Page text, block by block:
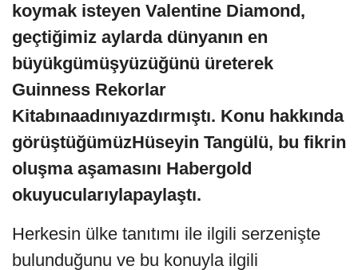
koymak isteyen Valentine Diamond,
geçtiğimiz aylarda dünyanın en
büyükgümüşyüzüğünü üreterek
Guinness Rekorlar
Kitabınaadınıyazdırmıştı. Konu hakkında
görüştüğümüzHüseyin Tangülü, bu fikrin
oluşma aşamasını Habergold
okuyucularıylapaylaştı.
Herkesin ülke tanıtımı ile ilgili serzenişte
bulunduğunu ve bu konuyla ilgili